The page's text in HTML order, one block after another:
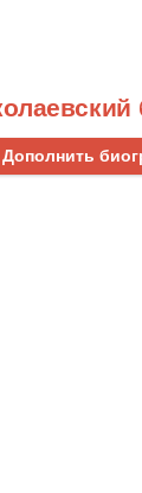
Дополнить